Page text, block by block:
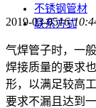
不锈钢管材
联系方式
2019-03-05
气焊管子时，一
焊接质量的要求
形，以满足较高
要求不漏且达到